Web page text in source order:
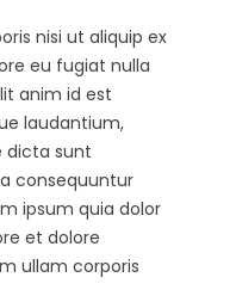
nisi ut aliquip ex
eu fugiat nulla
anim id est
laudantium,
dicta sunt
consequuntur
ipsum quia dolor
et dolore
ullam corporis